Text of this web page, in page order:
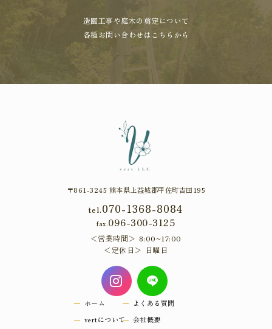
造園工事や庭木の剪定について
各種お問い合わせはこちらから
〒861-3245 熊本県上益城郡甲佐町吉田195
tel.070-1368-8084
fax.096-300-3125
営業時間
8:00~17:00
定休日
日曜日
ホーム
vertについて
よくある質問
会社概要